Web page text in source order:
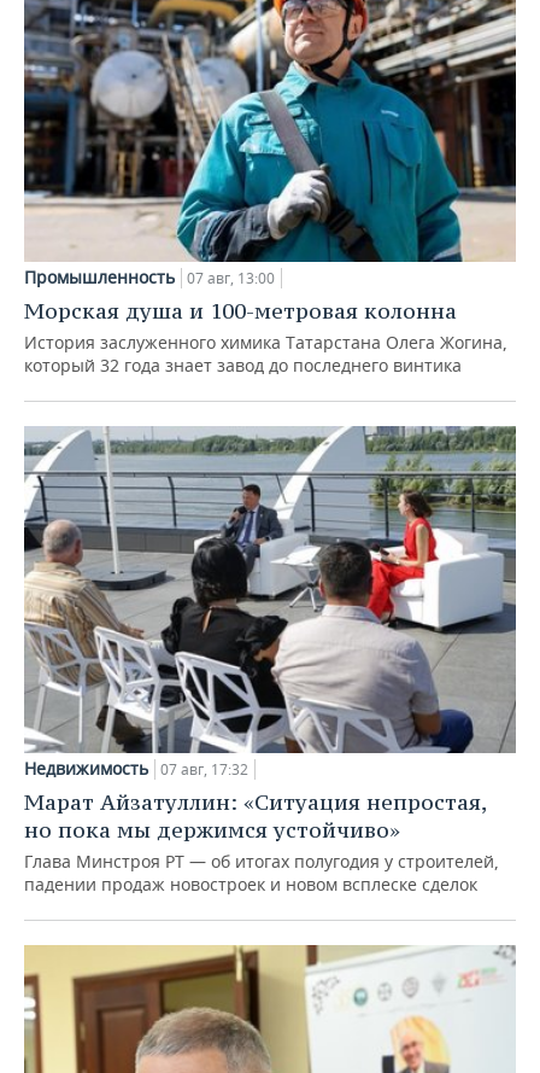
Промышленность 07 авг, 13:00
Морская душа и 100-метровая колонна
История заслуженного химика Татарстана Олега Жогина,
который 32 года знает завод до последнего винтика
Недвижимость 07 авг, 17:32
Марат Айзатуллин: «Ситуация непростая,
но пока мы держимся устойчиво»
Глава Минстроя РТ — об итогах полугодия у строителей,
падении продаж новостроек и новом всплеске сделок